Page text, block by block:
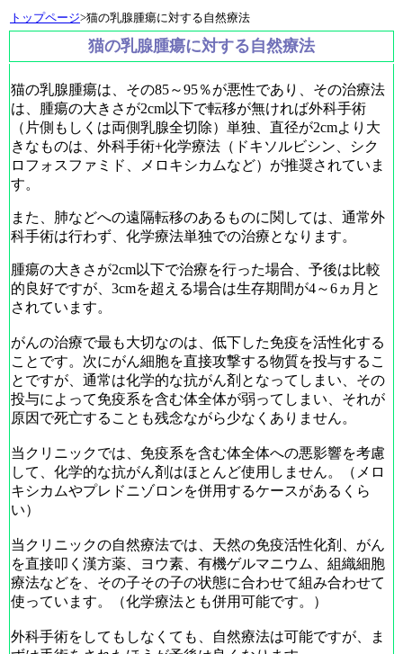
トップページ>猫の乳腺腫瘍に対する自然療法
猫の乳腺腫瘍に対する自然療法
猫の乳腺腫瘍は、その85～95％が悪性であり、その治療法
は、腫瘍の大きさが2cm以下で転移が無ければ外科手術
（片側もしくは両側乳腺全切除）単独、直径が2cmより大
きなものは、外科手術+化学療法（ドキソルビシン、シク
ロフォスファミド、メロキシカムなど）が推奨されていま
す。
また、肺などへの遠隔転移のあるものに関しては、通常外
科手術は行わず、化学療法単独での治療となります。
腫瘍の大きさが2cm以下で治療を行った場合、予後は比較
的良好ですが、3cmを超える場合は生存期間が4～6ヵ月と
されています。
がんの治療で最も大切なのは、低下した免疫を活性化する
ことです。次にがん細胞を直接攻撃する物質を投与するこ
とですが、通常は化学的な抗がん剤となってしまい、その
投与によって免疫系を含む体全体が弱ってしまい、それが
原因で死亡することも残念ながら少なくありません。
当クリニックでは、免疫系を含む体全体への悪影響を考慮
して、化学的な抗がん剤はほとんど使用しません。（メロ
キシカムやプレドニゾロンを併用するケースがあるくら
い）
当クリニックの自然療法では、天然の免疫活性化剤、がん
を直接叩く漢方薬、ヨウ素、有機ゲルマニウム、組織細胞
療法などを、その子その子の状態に合わせて組み合わせて
使っています。（化学療法とも併用可能です。）
外科手術をしてもしなくても、自然療法は可能ですが、ま